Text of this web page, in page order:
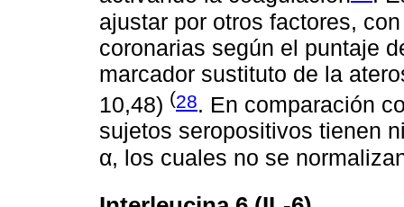
ajustar por otros factores,
coronarias según el puntaje
marcador sustituto de la
10,48) (28. En comparación
sujetos seropositivos tienen
α, los cuales no se